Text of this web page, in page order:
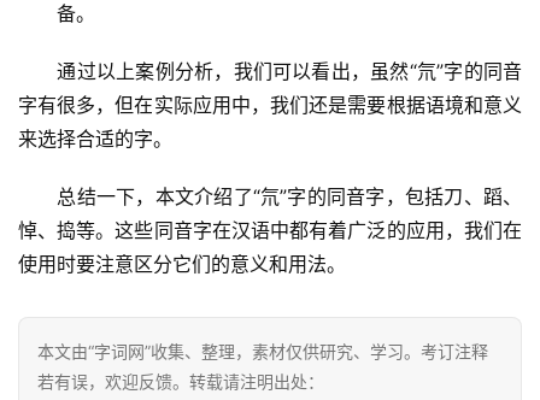
汉
字
备。
通过以上案例分析，我们可以看出，虽然“氘”字的同音
字有很多，但在实际应用中，我们还是需要根据语境和意义
来选择合适的字。
总结一下，本文介绍了“氘”字的同音字，包括刀、蹈、
悼、捣等。这些同音字在汉语中都有着广泛的应用，我们在
使用时要注意区分它们的意义和用法。
本文由“字词网”收集、整理，素材仅供研究、学习。考订注释
若有误，欢迎反馈。转载请注明出处：